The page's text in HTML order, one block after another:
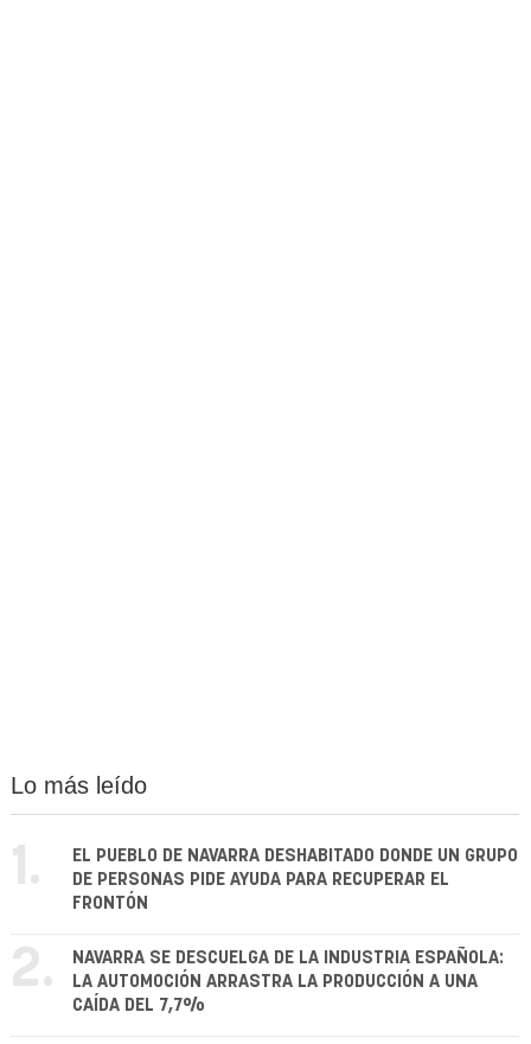
Lo más leído
1.
EL PUEBLO DE NAVARRA DESHABITADO DONDE UN GRUPO
DE PERSONAS PIDE AYUDA PARA RECUPERAR EL
FRONTÓN
2.
NAVARRA SE DESCUELGA DE LA INDUSTRIA ESPAÑOLA:
LA AUTOMOCIÓN ARRASTRA LA PRODUCCIÓN A UNA
CAÍDA DEL 7,7%